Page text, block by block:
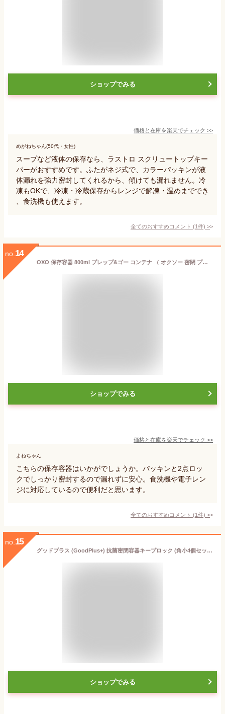
ショップでみる
価格と在庫を楽天でチェック >>
めがねちゃん(50代・女性)
スープなど液体の保存なら、ラストロ スクリュートップキー
パーがおすすめです。ふたがネジ式で、カラーパッキンが液
体漏れを強力密封してくれるから、傾けても漏れません。冷
凍もOKで、冷凍・冷蔵保存からレンジで解凍・温めまででき
、食洗機も使えます。
全てのおすすめコメント (1件) >
no. 14
OXO 保存容器 800ml プレップ&ゴー コンテナ （ オクソー 密閉 プラスチック 密閉保存容器 密閉容器 冷凍 冷蔵 保存 容器 お弁当箱 パッキン 食洗機対応 電子レンジ対応 液漏れしない 食品保存容器 フードコンテナ ） 【39ショップ】
ショップでみる
価格と在庫を楽天でチェック >>
よねちゃん
こちらの保存容器はいかがでしょうか。パッキンと2点ロッ
クでしっかり密封するので漏れずに安心。食洗機や電子レン
ジに対応しているので便利だと思います。
全てのおすすめコメント (1件) >
no. 15
グッドプラス (GoodPlus+) 抗菌密閉容器キープロック (角小4個セット, レッド) 【抗菌力国際規格SIAA適合】【抗菌力で食材が長持ち】【100万回耐久試験合格の4ヵ所ロックは密閉性も耐久性も】【汁もニオイも漏らさない】【耐熱耐冷温度-20~140℃】【食器洗浄機使用可】【蓋を外せば電子レンジ使用可】【保存容器】【衛生的】
ショップでみる